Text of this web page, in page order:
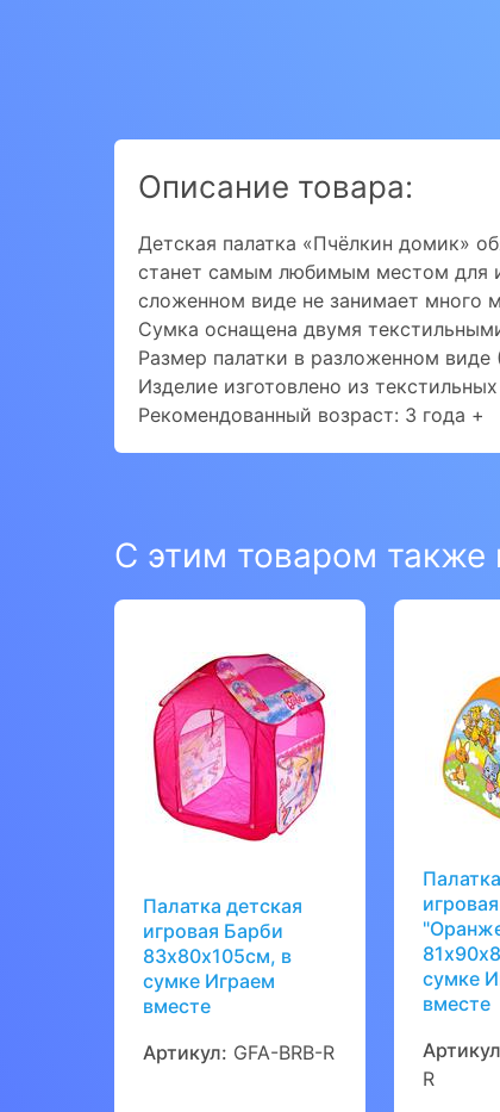
Описание товара:
Детская палатка «Пчёлкин домик»
станет самым любимым местом для
сложенном виде не занимает много
Сумка оснащена двумя
Размер палатки в разложенном
Изделие изготовлено из
Рекомендованный возраст: 3 года +
С этим товаром также
Палатка детская
игровая Барби
83х80х105см, в
сумке Играем
вместе
Артикул: GFA-BRB-R
игровая
сумке
вместе
R